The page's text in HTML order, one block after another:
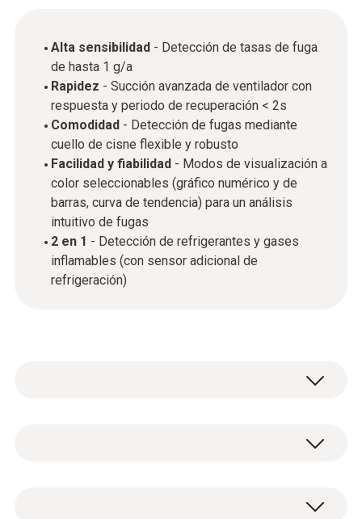
Alta sensibilidad - Detección de tasas de fuga
de hasta 1 g/a
Rapidez - Succión avanzada de ventilador con
respuesta y periodo de recuperación < 2s
Comodidad - Detección de fugas mediante
cuello de cisne flexible y robusto
Facilidad y fiabilidad - Modos de visualización a
color seleccionables (gráfico numérico y de
barras, curva de tendencia) para un análisis
intuitivo de fugas
2 en 1 - Detección de refrigerantes y gases
inflamables (con sensor adicional de
refrigeración)
hasta 1 g/a, garantizando una alta sensibilidad